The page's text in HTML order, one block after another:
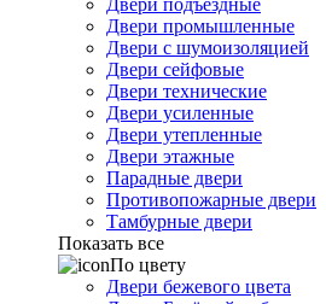
Двери подъездные
Двери промышленные
Двери с шумоизоляцией
Двери сейфовые
Двери технические
Двери усиленные
Двери утепленные
Двери этажные
Парадные двери
Противопожарные двери
Тамбурные двери
Показать все
По цвету
Двери бежевого цвета